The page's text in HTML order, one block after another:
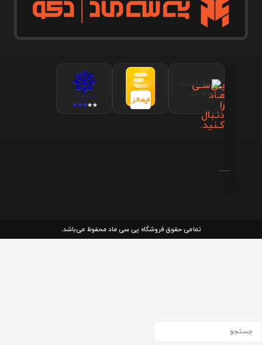
پـی‌سـی
مـاد
را
دنـبال
کـنید.
تمامی حقوق فروشگاه پی سی ماد محفوظ می‌باشد.